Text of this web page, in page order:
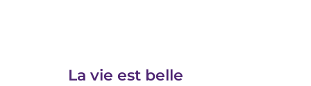
La vie est belle